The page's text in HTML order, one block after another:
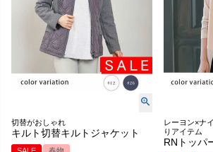
切替がおしゃれ
キルト切替キルトジャケット
レーヨン×ナ
りアイテム
RNトッパ